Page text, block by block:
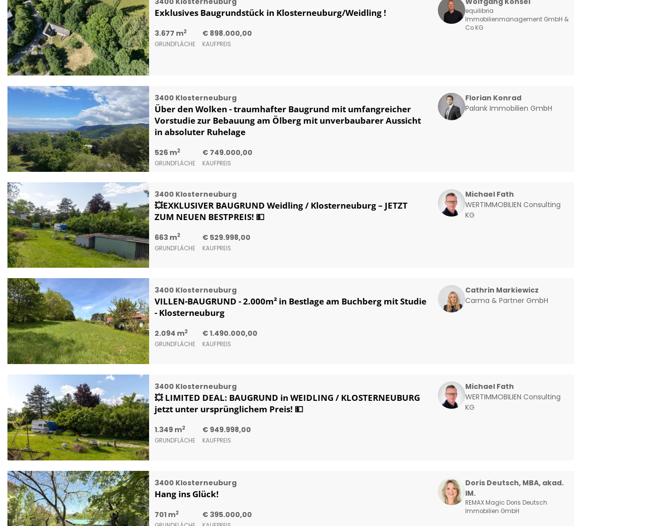
Exklusives Baugrundstück in Klosterneuburg/Weidling !
3.677 m2
GRUNDFLÄCHE
€ 898.000,00
KAUFPREIS
equilibria
Immobilienmanagement GmbH &
Co KG
3400 Klosterneuburg
Über den Wolken - traumhafter Baugrund mit umfangreicher
Vorstudie zur Bebauung am Ölberg mit unverbaubarer Aussicht
in absoluter Ruhelage
526 m2
GRUNDFLÄCHE
€ 749.000,00
KAUFPREIS
Florian Konrad
Palank Immobilien GmbH
3400 Klosterneuburg
💥EXKLUSIVER BAUGRUND Weidling / Klosterneuburg – JETZT
ZUM NEUEN BESTPREIS! 💵
663 m2
GRUNDFLÄCHE
€ 529.998,00
KAUFPREIS
Michael Fath
WERTIMMOBILIEN Consulting
KG
3400 Klosterneuburg
VILLEN-BAUGRUND - 2.000m² in Bestlage am Buchberg mit Studie
- Klosterneuburg
2.094 m2
GRUNDFLÄCHE
€ 1.490.000,00
KAUFPREIS
Cathrin Markiewicz
Carma & Partner GmbH
3400 Klosterneuburg
💥 LIMITED DEAL: BAUGRUND in WEIDLING / KLOSTERNEUBURG
jetzt unter ursprünglichem Preis! 💵
1.349 m2
GRUNDFLÄCHE
€ 949.998,00
KAUFPREIS
Michael Fath
WERTIMMOBILIEN Consulting
KG
3400 Klosterneuburg
Hang ins Glück!
701 m2 € 395.000,00
Doris Deutsch, MBA, akad.
IM.
REMAX Magic Doris Deutsch
Immobilien GmbH